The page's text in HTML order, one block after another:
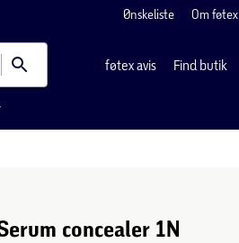
Ønskeliste Om føtex
føtex avis Find butik
concealer 1N